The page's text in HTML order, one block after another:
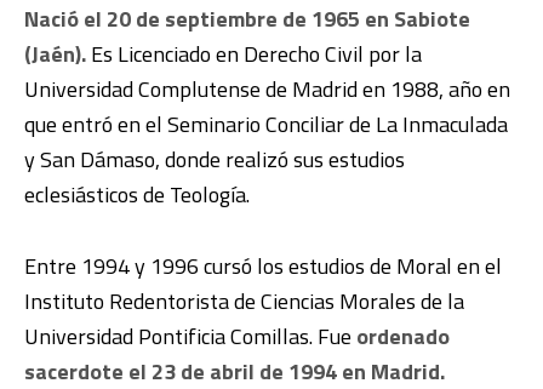
Nació el 20 de septiembre de 1965 en Sabiote
(Jaén).Es Licenciado en Derecho Civil por la
Universidad Complutense de Madrid en 1988, año en
que entró en el Seminario Conciliar de La Inmaculada
y San Dámaso, donde realizó sus estudios
eclesiásticos de Teología.
Entre 1994 y 1996 cursó los estudios de Moral en el
Instituto Redentorista de Ciencias Morales de la
Universidad Pontificia Comillas. Fue ordenado
sacerdote el 23 de abril de 1994 en Madrid.